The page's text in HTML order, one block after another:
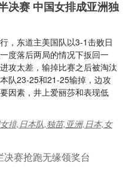
决赛 中国女排成亚洲独
，东道主美国队以3-1击败日
度落后两局的情况下扳回一
攻太差，输掉比赛之后被淘汰
队23-25和21-25输掉，边攻
因素，井上爱丽莎和表现低
排,日本队,独苗,亚洲,日本,女